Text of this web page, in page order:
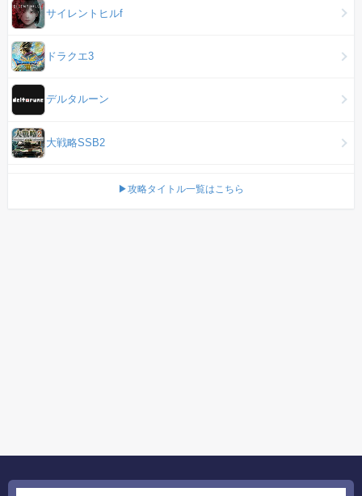
サイレントヒルf
ドラクエ3
デルタルーン
大戦略SSB2
▶攻略タイトル一覧はこちら